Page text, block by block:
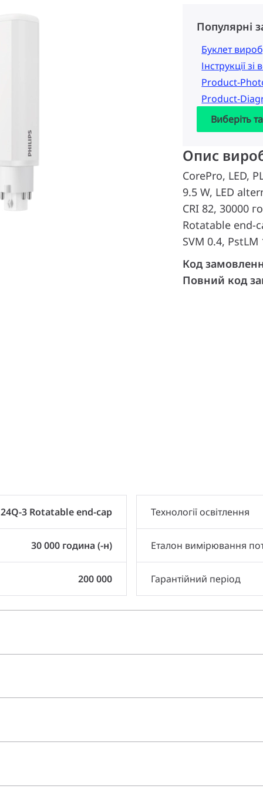
Популярні
Буклет
Інструкції
Product-
Product-
Виберіть
Опис
CorePro, LED,
9.5 W, LED
CRI 82, 30000
Rotatable end-
SVM 0.4, PstLM
Код
Повний код
3 Rotatable end-cap
30 000 година (-н)
200 000
Технології освітлення
Еталон вимірювання
Гарантійний період